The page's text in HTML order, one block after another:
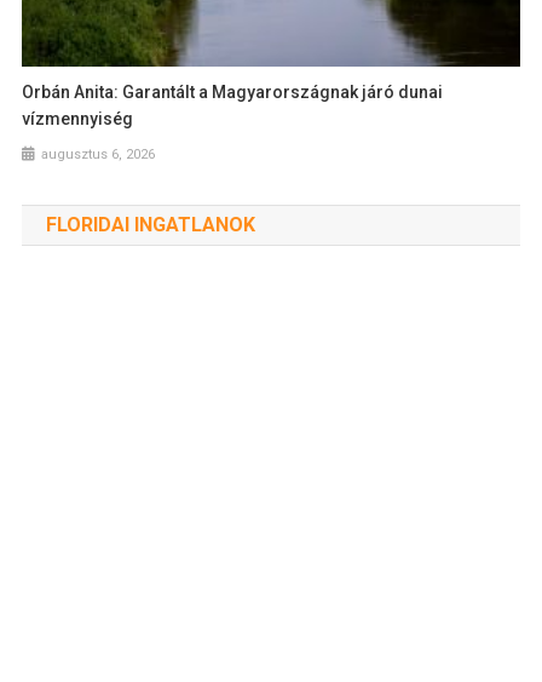
Orbán Anita: Garantált a Magyarországnak járó dunai
vízmennyiség
augusztus 6, 2026
FLORIDAI INGATLANOK